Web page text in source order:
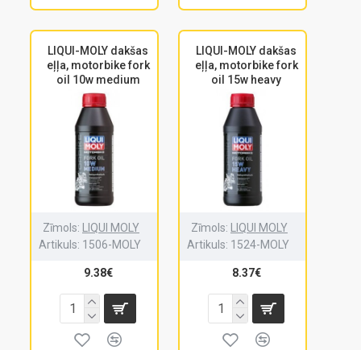
LIQUI-MOLY dakšas
eļļa, motorbike fork
oil 10w medium
Zīmols:
LIQUI MOLY
Artikuls: 1506-MOLY
9.38€
LIQUI-MOLY dakšas
eļļa, motorbike fork
oil 15w heavy
Zīmols:
LIQUI MOLY
Artikuls: 1524-MOLY
8.37€